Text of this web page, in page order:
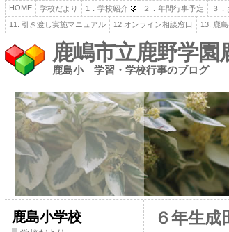
HOME 学校だより 1．学校紹介 ２．年間行事予定 ３．
11. 引き渡し実施マニュアル
12.オンライン相談窓口 13. 鹿
鹿嶋市立鹿野学園
鹿島小 学習・学校行事のブログ
鹿島小学校 ６年生成